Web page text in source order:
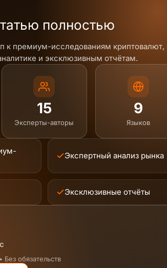
полностью
к премиум-исследованиям криптовалют,
и эксклюзивным отчётам.
15
Эксперты-авторы
9
Языков
Экспертный анализ рынка
Эксклюзивные отчёты
обязательств